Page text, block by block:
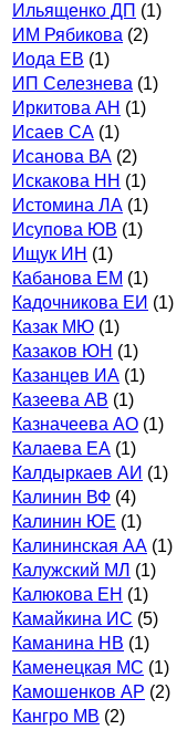
Ильященко ДП (1)
ИМ Рябикова (2)
Иода ЕВ (1)
ИП Селезнева (1)
Иркитова АН (1)
Исаев СА (1)
Исанова ВА (2)
Искакова НН (1)
Истомина ЛА (1)
Исупова ЮВ (1)
Ищук ИН (1)
Кабанова ЕМ (1)
Кадочникова ЕИ (1)
Казак МЮ (1)
Казаков ЮН (1)
Казанцев ИА (1)
Казеева АВ (1)
Казначеева АО (1)
Калаева ЕА (1)
Калдыркаев АИ (1)
Калинин ВФ (4)
Калинин ЮЕ (1)
Калининская АА (1)
Калужский МЛ (1)
Калюкова ЕН (1)
Камайкина ИС (5)
Каманина НВ (1)
Каменецкая МС (1)
Камошенков АР (2)
Кангро МВ (2)